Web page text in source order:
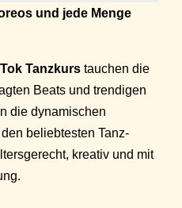
und jede Menge
Tanzkurs tauchen die
Beats und trendigen
die dynamischen
beliebtesten Tanz-
kreativ und mit